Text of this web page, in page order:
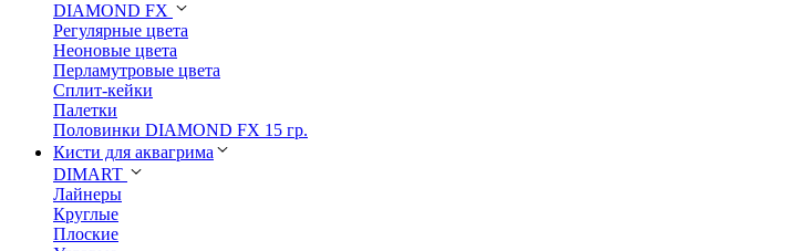
DIAMOND FX
Регулярные цвета
Неоновые цвета
Перламутровые цвета
Сплит-кейки
Палетки
Половинки DIAMOND FX 15 гр.
Кисти для аквагрима
DIMART
Лайнеры
Круглые
Плоские